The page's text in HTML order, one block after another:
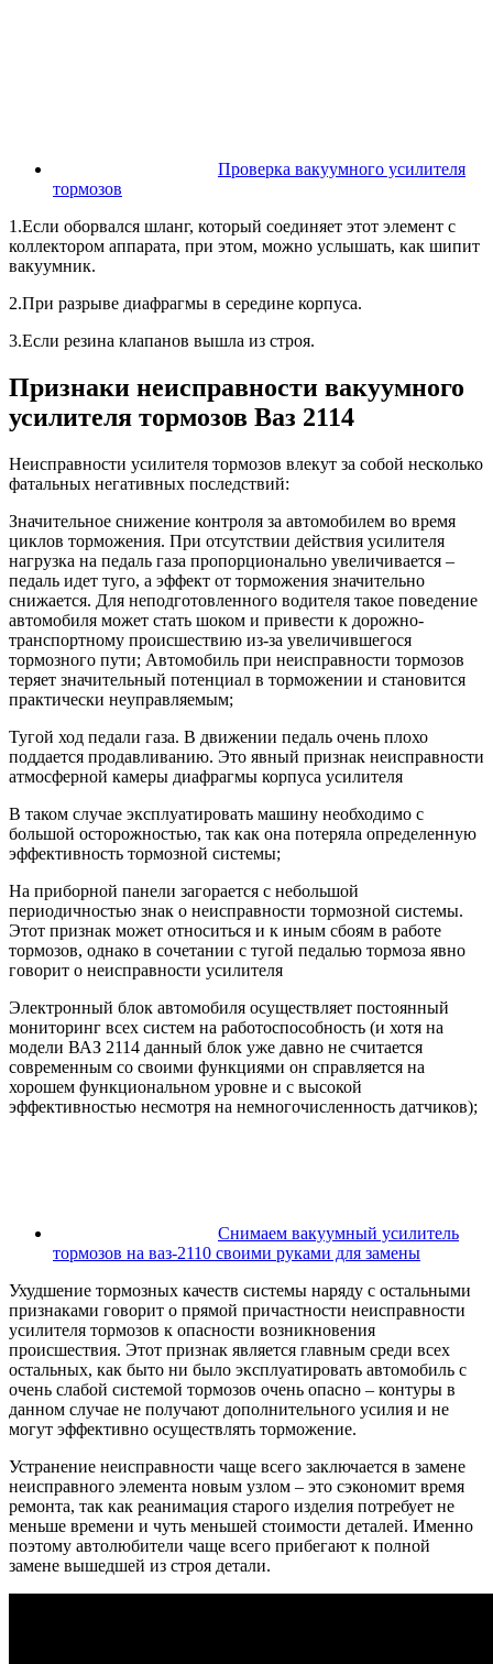
Проверка вакуумного усилителя
тормозов
1.Если оборвался шланг, который соединяет этот элемент с
коллектором аппарата, при этом, можно услышать, как шипит
вакуумник.
2.При разрыве диафрагмы в середине корпуса.
3.Если резина клапанов вышла из строя.
Признаки неисправности вакуумного
усилителя тормозов Ваз 2114
Неисправности усилителя тормозов влекут за собой несколько
фатальных негативных последствий:
Значительное снижение контроля за автомобилем во время
циклов торможения. При отсутствии действия усилителя
нагрузка на педаль газа пропорционально увеличивается –
педаль идет туго, а эффект от торможения значительно
снижается. Для неподготовленного водителя такое поведение
автомобиля может стать шоком и привести к дорожно-
транспортному происшествию из-за увеличившегося
тормозного пути; Автомобиль при неисправности тормозов
теряет значительный потенциал в торможении и становится
практически неуправляемым;
Тугой ход педали газа. В движении педаль очень плохо
поддается продавливанию. Это явный признак неисправности
атмосферной камеры диафрагмы корпуса усилителя
В таком случае эксплуатировать машину необходимо с
большой осторожностью, так как она потеряла определенную
эффективность тормозной системы;
На приборной панели загорается с небольшой
периодичностью знак о неисправности тормозной системы.
Этот признак может относиться и к иным сбоям в работе
тормозов, однако в сочетании с тугой педалью тормоза явно
говорит о неисправности усилителя
Электронный блок автомобиля осуществляет постоянный
мониторинг всех систем на работоспособность (и хотя на
модели ВАЗ 2114 данный блок уже давно не считается
современным со своими функциями он справляется на
хорошем функциональном уровне и с высокой
эффективностью несмотря на немногочисленность датчиков);
Снимаем вакуумный усилитель
тормозов на ваз-2110 своими руками для замены
Ухудшение тормозных качеств системы наряду с остальными
признаками говорит о прямой причастности неисправности
усилителя тормозов к опасности возникновения
происшествия. Этот признак является главным среди всех
остальных, как быто ни было эксплуатировать автомобиль с
очень слабой системой тормозов очень опасно – контуры в
данном случае не получают дополнительного усилия и не
могут эффективно осуществлять торможение.
Устранение неисправности чаще всего заключается в замене
неисправного элемента новым узлом – это сэкономит время
ремонта, так как реанимация старого изделия потребует не
меньше времени и чуть меньшей стоимости деталей. Именно
поэтому автолюбители чаще всего прибегают к полной
замене вышедшей из строя детали.